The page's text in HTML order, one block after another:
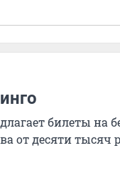
билеты на
от десяти тысяч